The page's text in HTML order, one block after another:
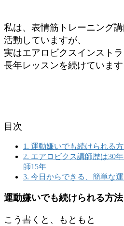
私は、表情筋トレーニング
活動していますが、
実はエアロビクスインスト
長年レッスンを続けています
目次
1. 運動嫌いでも続けられる
2. エアロビクス講師歴は30
師15年
3. 今日からできる、簡単な
運動嫌いでも続けられる方法
こう書くと、もともと